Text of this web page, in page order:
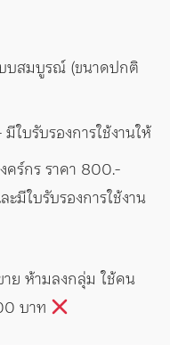
บสมบูรณ์ (ขนาดปกติ
ใบรับรองการใช้งานให้
คร์กร ราคา 800.-
มีใบรับรองการใช้งาน
ย ห้ามลงกลุ่ม ใช้คน
บาท